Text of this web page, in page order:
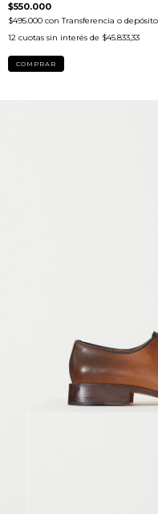
$550.000
$495.000 con Transferencia o depósito
12 cuotas sin interés de $45.833,33
COMPRAR